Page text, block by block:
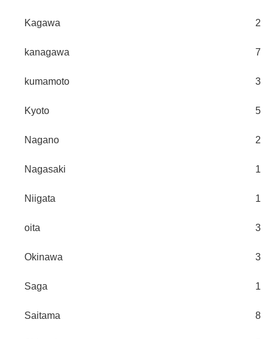
Kagawa 2
kanagawa 7
kumamoto 3
Kyoto 5
Nagano 2
Nagasaki 1
Niigata 1
oita 3
Okinawa 3
Saga 1
Saitama 8